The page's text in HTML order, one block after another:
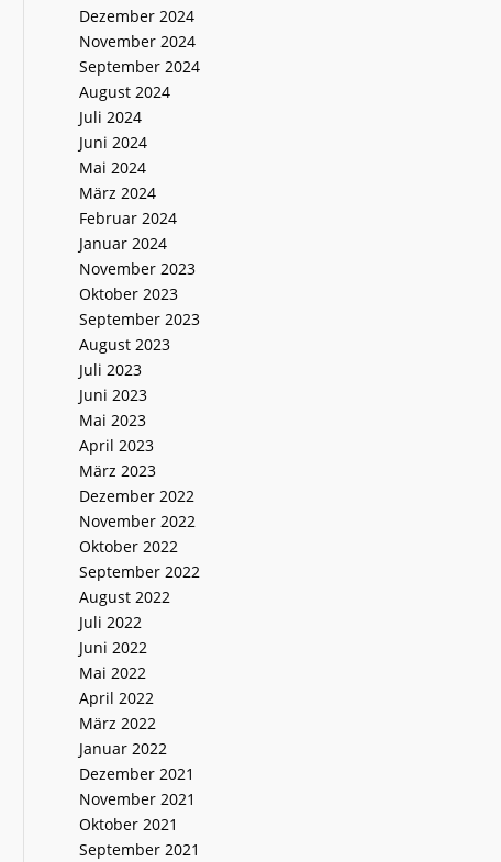
Dezember 2024
November 2024
September 2024
August 2024
Juli 2024
Juni 2024
Mai 2024
März 2024
Februar 2024
Januar 2024
November 2023
Oktober 2023
September 2023
August 2023
Juli 2023
Juni 2023
Mai 2023
April 2023
März 2023
Dezember 2022
November 2022
Oktober 2022
September 2022
August 2022
Juli 2022
Juni 2022
Mai 2022
April 2022
März 2022
Januar 2022
Dezember 2021
November 2021
Oktober 2021
September 2021